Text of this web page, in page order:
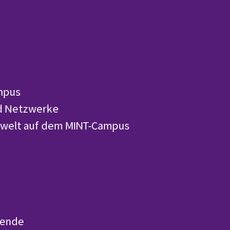
Netzwerke
auf dem MINT-Campus